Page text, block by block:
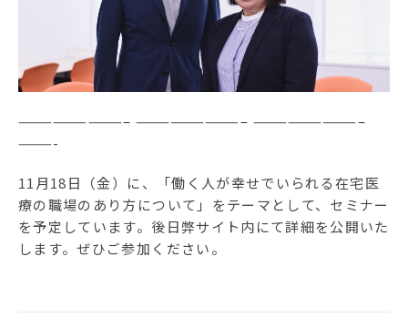
—————————– —————————– —————————–
———-
11月18日（金）に、「働く人が幸せでいられる在宅医
療の職場のあり方について」をテーマとして、セミナー
を予定しています。後日弊サイト内にて詳細を公開いた
します。ぜひご参加ください。